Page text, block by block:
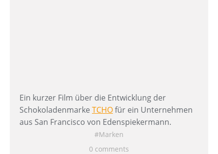
Ein kurzer Film über die Entwicklung der
Schokoladenmarke TCHOfür ein Unternehmen
aus San Francisco von Edenspiekermann.
Marken
0 comments